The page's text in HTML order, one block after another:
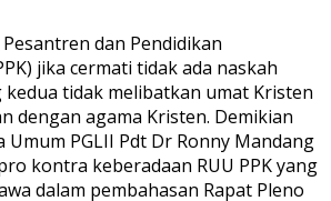
Pesantren dan Pendidikan
jika cermati tidak ada naskah
kedua tidak melibatkan umat Kristen
dengan agama Kristen. Demikian
PGLII Pdt Dr Ronny Mandang
kontra keberadaan RUU PPK yang
dalam pembahasan Rapat Pleno